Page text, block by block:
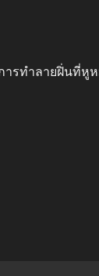
การทำลายฝิ่นที่หู